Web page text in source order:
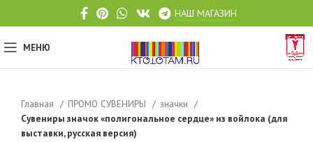
НАШ МАГАЗИН
МЕНЮ
Главная ПРОМО СУВЕНИРЫ
значки
Сувениры значок «полигональное сердце» из войлока (для
выставки, русская версия)